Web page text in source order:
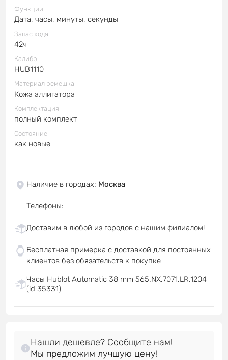
Функции
Дата, часы, минуты, секунды
Запас хода
42ч
Калибр
HUB1110
Материал ремешка
Кожа аллигатора
Комплектация
полный комплект
Состояние
как новые
Наличие в городах: Москва
Телефоны:
Доставим в любой из городов с нашим филиалом!
Бесплатная примерка с доставкой для постоянных
клиентов без обязательств к покупке
Часы Hublot Automatic 38 mm 565.NX.7071.LR.1204
(id 35331)
Нашли дешевле? Сообщите нам!
Мы предложим лучшую цену!